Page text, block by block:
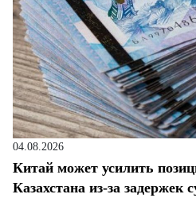
04.08.2026
Китай может усилить
Казахстана из-за задержек